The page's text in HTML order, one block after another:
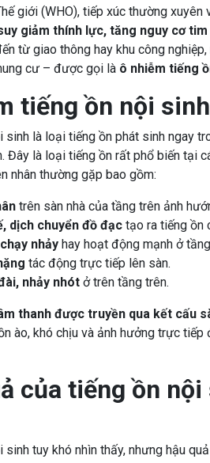
giới (WHO), tiếp xúc thường
giảm thính lực, tăng nguy cơ
từ giao thông hay khu công
cư – được gọi là ô nhiễm tiếng
tiếng ồn nội
sinh là loại tiếng ồn phát sinh ngay
Đây là loại tiếng ồn rất phổ biến tại
nhân thường gặp bao gồm:
trên sàn nhà của tầng trên ảnh
dịch chuyển đồ đạc tạo ra tiếng ồn
nhảy hay hoạt động mạnh ở
tác động trực tiếp lên sàn.
nhảy nhót ở trên tầng trên.
thanh được truyền qua kết cấu
ào, khó chịu và ảnh hưởng trực tiếp
của tiếng ồn
sinh tuy khó nhìn thấy, nhưng hậu